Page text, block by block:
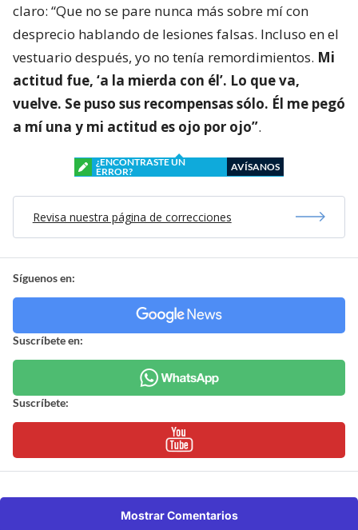
claro: “Que no se pare nunca más sobre mí con
desprecio hablando de lesiones falsas. Incluso en el
vestuario después, yo no tenía remordimientos. Mi
actitud fue, ‘a la mierda con él’. Lo que va,
vuelve. Se puso sus recompensas sólo. Él me pegó
a mí una y mi actitud es ojo por ojo”.
¿ENCONTRASTE UN
ERROR?
AVÍSANOS
Revisa nuestra página de correcciones
Síguenos en:
Suscríbete en:
Suscríbete:
Mostrar Comentarios